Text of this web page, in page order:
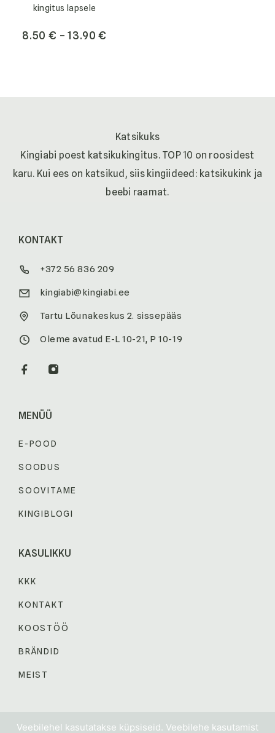
kingitus lapsele
8.50€ – 13.90€
Katsikuks
Kingiabi poest katsikukingitus. TOP 10 on roosidest
karu. Kui ees on katsikud, siis kingiideed: katsikukink ja
beebi raamat.
KONTAKT
+372 56 836 209
kingiabi@kingiabi.ee
Tartu Lõunakeskus 2. sissepääs
Oleme avatud E-L 10-21, P 10-19
MENÜÜ
E-POOD
SOODUS
SOOVITAME
KINGIBLOGI
KASULIKKU
KKK
KONTAKT
KOOSTÖÖ
BRÄNDID
MEIST
Veebilehel kasutatakse küpsiseid. Veebilehe kasutamist